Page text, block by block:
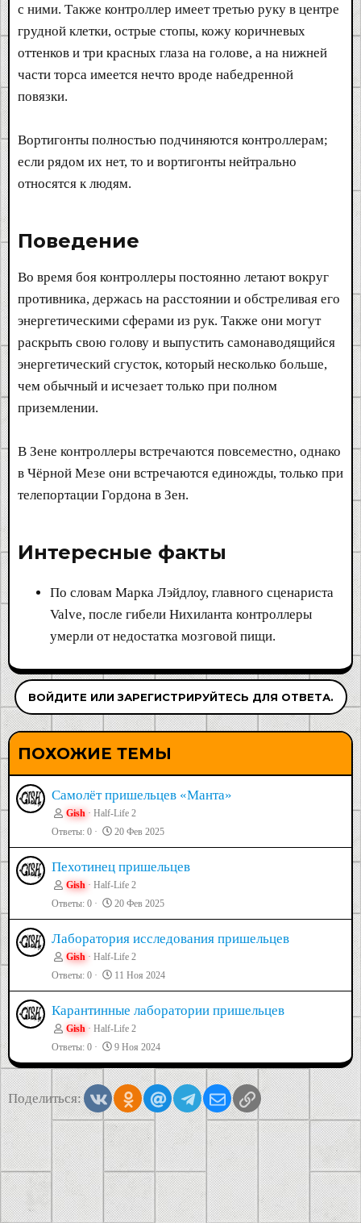
с ними. Также контроллер имеет третью руку в центре
грудной клетки, острые стопы, кожу коричневых
оттенков и три красных глаза на голове, а на нижней
части торса имеется нечто вроде набедренной
повязки.
Вортигонты полностью подчиняются контроллерам;
если рядом их нет, то и вортигонты нейтрально
относятся к людям.
Поведение​
Во время боя контроллеры постоянно летают вокруг
противника, держась на расстоянии и обстреливая его
энергетическими сферами из рук. Также они могут
раскрыть свою голову и выпустить самонаводящийся
энергетический сгусток, который несколько больше,
чем обычный и исчезает только при полном
приземлении.
В Зене контроллеры встречаются повсеместно, однако
в Чёрной Мезе они встречаются единожды, только при
телепортации Гордона в Зен.
Интересные факты​
По словам Марка Лэйдлоу, главного сценариста
Valve, после гибели Нихиланта контроллеры
умерли от недостатка мозговой пищи.
ВОЙДИТЕ ИЛИ ЗАРЕГИСТРИРУЙТЕСЬ ДЛЯ ОТВЕТА.
ПОХОЖИЕ ТЕМЫ
Самолёт пришельцев «Манта»
Gish
Half-Life 2
Ответы 0 20 Фев 2025
Пехотинец пришельцев
Gish
Half-Life 2
Ответы 0 20 Фев 2025
Лаборатория исследования пришельцев
Gish
Half-Life 2
Ответы 0 11 Ноя 2024
Карантинные лаборатории пришельцев
Gish
Half-Life 2
Ответы 0 9 Ноя 2024
Поделиться: VkontakteOdnoklassniki
Mail.ruTelegramЭлектронная почта
Ссылка